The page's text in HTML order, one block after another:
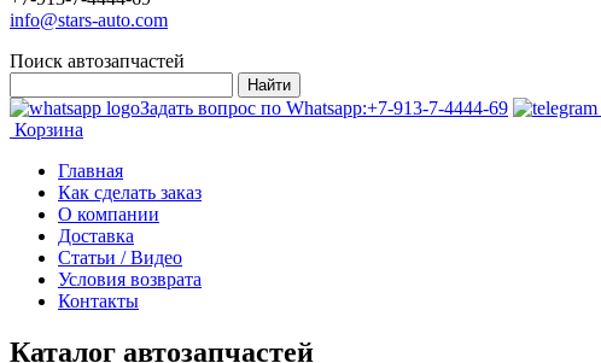
info@stars-auto.com
Поиск автозапчастей
Задать вопрос по Whatsapp:+7-913-7-4444-69
Корзина
Главная
Как сделать заказ
О компании
Доставка
Статьи / Видео
Условия возврата
Контакты
Каталог автозапчастей